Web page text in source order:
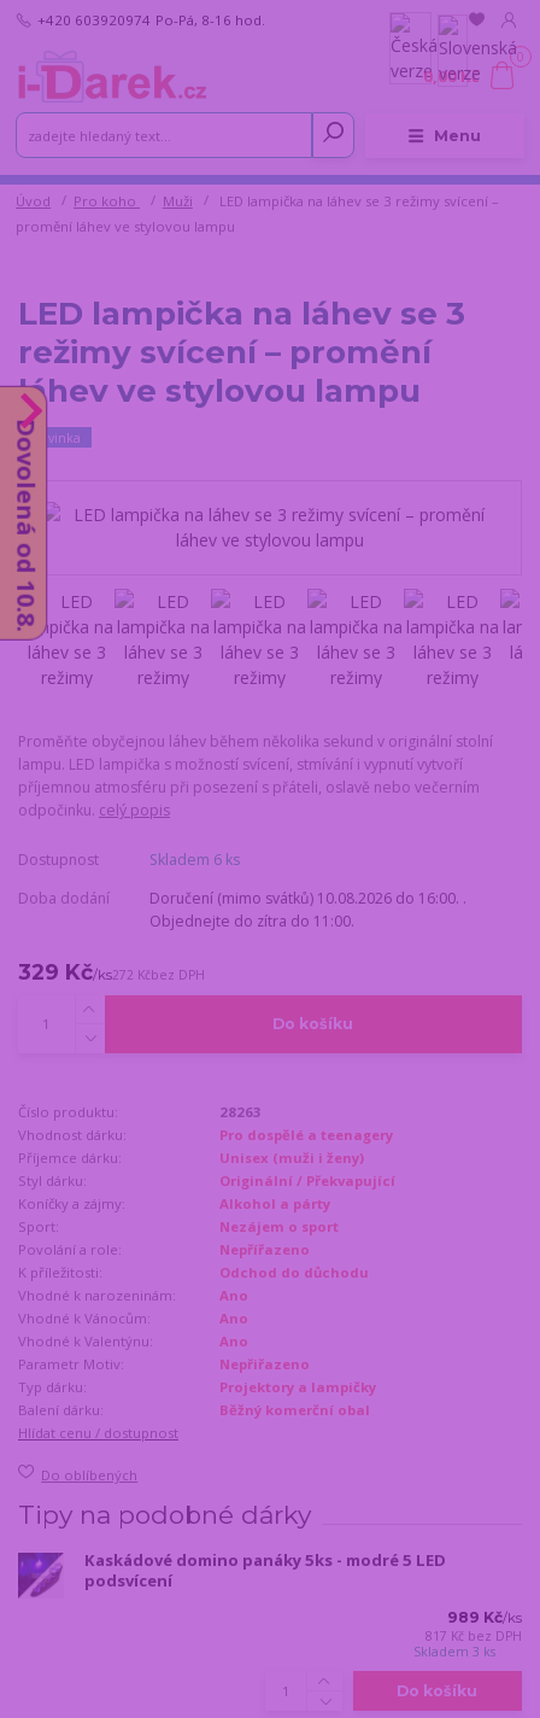
Menu
+420 603920974 Po-Pá, 8-16 hod.
0
0,00 Kč
Úvod Pro koho Muži
LED lampička na láhev se 3 režimy svícení –
promění láhev ve stylovou lampu
LED lampička na láhev se 3
režimy svícení – promění
láhev ve stylovou lampu
Novinka
Proměňte obyčejnou láhev během několika sekund v originální stolní
lampu. LED lampička s možností svícení, stmívání i vypnutí vytvoří
příjemnou atmosféru při posezení s přáteli, oslavě nebo večerním
odpočinku. celý popis
Dostupnost
Skladem 6 ks
Doba dodání
Doručení (mimo svátků) 10.08.2026 do 16:00. .
Objednejte do zítra do 11:00.
329 Kč/ks272 Kčbez DPH
Do košíku
Číslo produktu:
28263
Vhodnost dárku:
Pro dospělé a teenagery
Příjemce dárku:
Unisex (muži i ženy)
Styl dárku:
Originální / Překvapující
Koníčky a zájmy:
Alkohol a párty
Sport:
Nezájem o sport
Povolání a role:
Nepřířazeno
K příležitosti:
Odchod do důchodu
Vhodné k narozeninám:
Ano
Vhodné k Vánocům:
Ano
Vhodné k Valentýnu:
Ano
Parametr Motiv:
Nepřiřazeno
Typ dárku:
Projektory a lampičky
Balení dárku:
Běžný komerční obal
Hlídat cenu / dostupnost
Do oblíbených
Tipy na podobné dárky
Kaskádové domino panáky 5ks - modré 5 LED
podsvícení
989 Kč/ks
817 Kč bez DPH
Skladem 3 ks
Do košíku
Dovolená od 10.8.